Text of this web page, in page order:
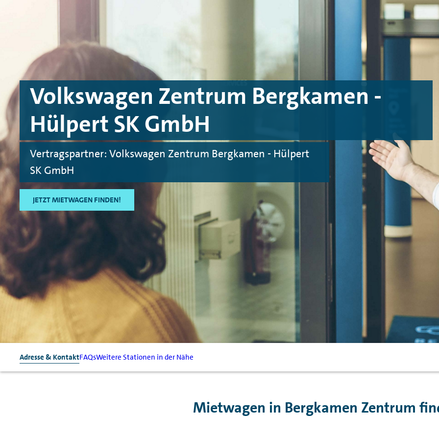
Volkswagen Zentrum Bergkamen -
Hülpert SK GmbH
Vertragspartner: Volkswagen Zentrum Bergkamen - Hülpert
SK GmbH
JETZT MIETWAGEN FINDEN!
Adresse & KontaktFAQsWeitere Stationen in der Nähe
Mietwagen in Bergkamen Zentrum